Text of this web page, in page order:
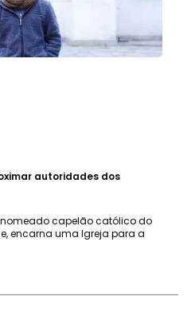
autoridades dos
nomeado capelão católico do
encarna uma Igreja para a